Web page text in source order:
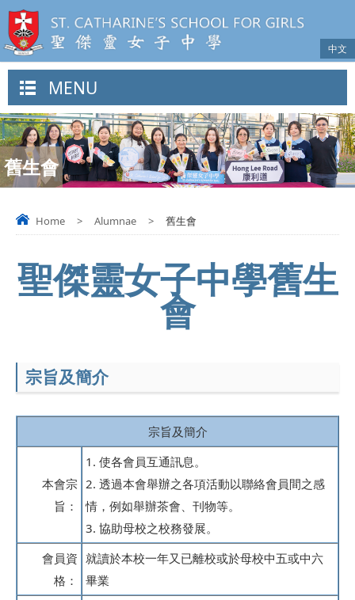
中文
MENU
舊生會
Home > Alumnae > 舊生會
聖傑靈女子中學舊生
會
宗旨及簡介
宗旨及簡介
本會宗
旨：
1. 使各會員互通訊息。
2. 透過本會舉辦之各項活動以聯絡會員間之感
情，例如舉辦茶會、刊物等。
3. 協助母校之校務發展。
會員資
格：
就讀於本校一年又已離校或於母校中五或中六
畢業